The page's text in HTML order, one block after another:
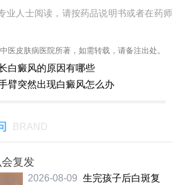
业人士阅读，请按药品说明书或者在药师
医皮肤病医院所著，如需转载，请备注出处。
白癜风的原因有哪些
臂突然出现白癜风怎么办
BRAND
复发
2026-08-09 生完孩子后白斑复